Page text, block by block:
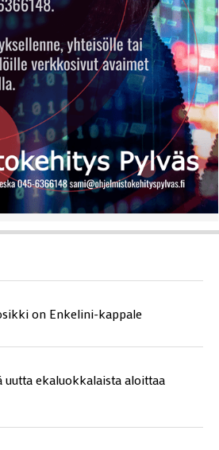
on Enkelini-kappale
uutta ekaluokkalaista aloittaa